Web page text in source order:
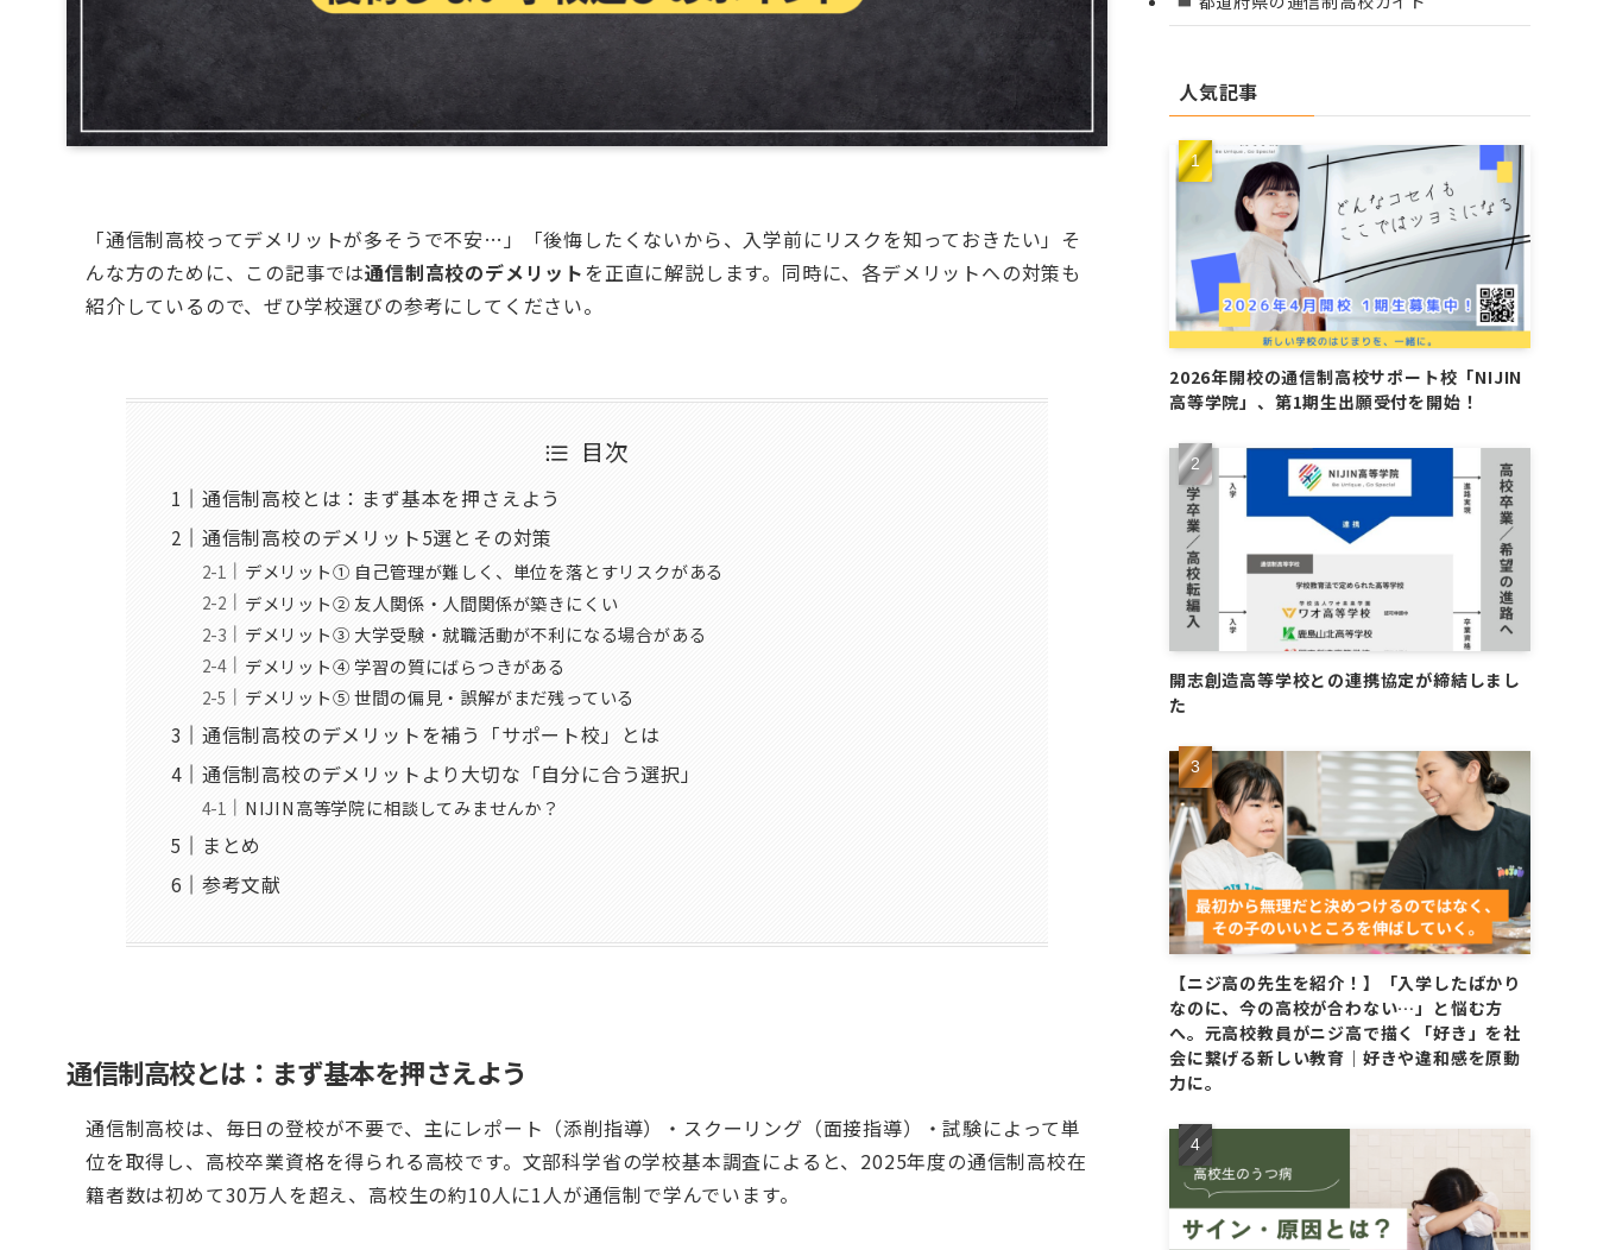
「通信制高校ってデメリットが多そうで不安…」「後悔したくないから、入学前にリスクを知っておきたい」そ
んな方のために、この記事では通信制高校のデメリットを正直に解説します。同時に、各デメリットへの対策も
紹介しているので、ぜひ学校選びの参考にしてください。
目次
通信制高校とは：まず基本を押さえよう
通信制高校のデメリット5選とその対策
デメリット① 自己管理が難しく、単位を落とすリスクがある
デメリット② 友人関係・人間関係が築きにくい
デメリット③ 大学受験・就職活動が不利になる場合がある
デメリット④ 学習の質にばらつきがある
デメリット⑤ 世間の偏見・誤解がまだ残っている
通信制高校のデメリットを補う「サポート校」とは
通信制高校のデメリットより大切な「自分に合う選択」
NIJIN高等学院に相談してみませんか？
まとめ
参考文献
通信制高校とは：まず基本を押さえよう
通信制高校は、毎日の登校が不要で、主にレポート（添削指導）・スクーリング（面接指導）・試験によって単
位を取得し、高校卒業資格を得られる高校です。文部科学省の学校基本調査によると、2025年度の通信制高校在
籍者数は初めて30万人を超え、高校生の約10人に1人が通信制で学んでいます。
人気記事
2026年開校の通信制高校サポート校「NIJIN
高等学院」、第1期生出願受付を開始！
開志創造高等学校との連携協定が締結しまし
た
【ニジ高の先生を紹介！】「入学したばかり
なのに、今の高校が合わない…」と悩む方
へ。元高校教員がニジ高で描く「好き」を社
会に繋げる新しい教育｜好きや違和感を原動
力に。